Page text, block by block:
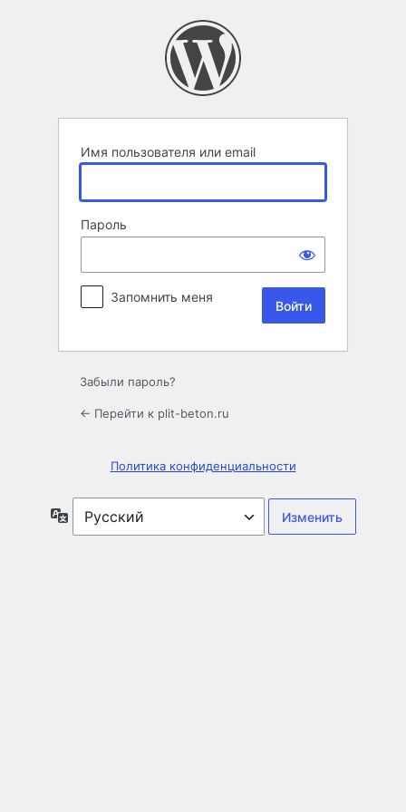
Имя пользователя или email
Пароль
Запомнить меня
Забыли пароль?
← Перейти к plit-beton.ru
Политика конфиденциальности
Язык